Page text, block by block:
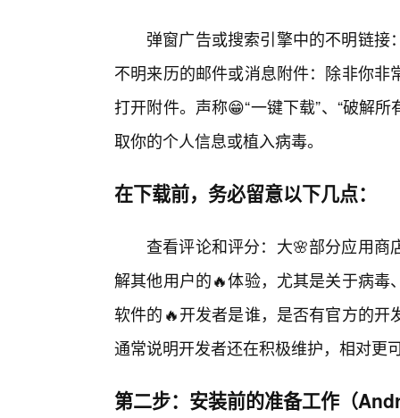
弹窗广告或搜索引擎中的不明链
不明来历的邮件或消息附件：除非你
打开附件。声称😁“一键下载”、“破解
取你的个人信息或植入病毒。
在下载前，务必留意以下几点：
查看评论和评分：大🌸部分应用商
解其他用户的🔥体验，尤其是关于病
软件的🔥开发者是谁，是否有官方的
通常说明开发者还在积极维护，相对更
第二步：安装前的准备工作（